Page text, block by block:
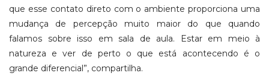
que esse contato direto com o ambiente proporciona uma
mudança de percepção muito maior do que quando
falamos sobre isso em sala de aula. Estar em meio à
natureza e ver de perto o que está acontecendo é o
grande diferencial”, compartilha.